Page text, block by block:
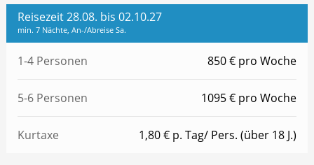
Reisezeit 28.08. bis 02.10.27
min. 7 Nächte, An-/Abreise Sa.
1-4 Personen 850 € pro Woche
5-6 Personen 1095 € pro Woche
Kurtaxe 1,80 € p. Tag/ Pers. (über 18 J.)